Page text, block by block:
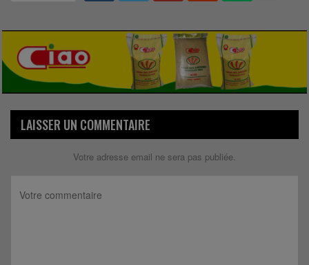
LAISSER UN COMMENTAIRE
Votre adresse email ne sera pas publiée.